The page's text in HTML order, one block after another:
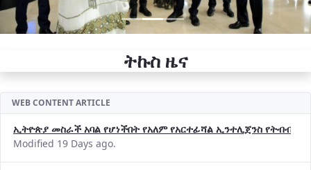
ትኩስ ዜና
WEB CONTENT ARTICLE
ኢትዮጵያ መስራች አባል የሆነችበት የአለም የአርተፊሻል ኢንተሊጀንስ የትብብር
Modified 19 Days ago.